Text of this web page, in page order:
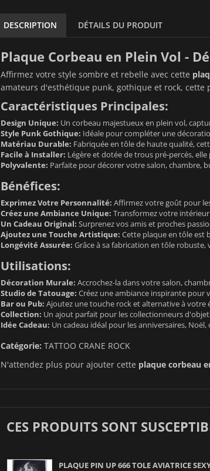
DESCRIPTION DÉTAILS DU PRODUIT
Plaque Corbeau en Plein Vol -
Affirmez votre style sombre et rebelle avec cette
amateurs d'esthétique punk, gothique et rock,
Caractéristiques Principales:
Design Unique: Un corbeau majestueux en plein vol,
Style Punk Gothique: Idéale pour compléter une
Matériau Durable: Fabriquée en tôle de haute qualité,
Facile à Installer: Légère et dotée de trous pré-percés,
Polyvalente: Parfaite pour décorer votre salon, chambre,
Bénéfices:
Exprimez Votre Personnalité: Affirmez votre goût pour
Créez une Ambiance Unique: Transformez votre
Un Cadeau Original: Surprenez vos amis et proches
Ajoutez une Touche Artistique: Cette plaque en tôle est
Longévité Assurée: Grâce à sa fabrication en tôle
Utilisations:
Décoration Murale: Accrochez-la dans votre salon,
Studio de Tatouage: Créez une ambiance inspirante
Bar ou Pub: Ajoutez une touche rock et alternative à votre
Collection: Un ajout parfait pour les collectionneurs
Idée Cadeau: Un cadeau idéal pour les anniversaires,
Catégorie: TATTOO CRANE ROCK
N'attendez plus pour ajouter cette plaque corbeau
CES PRODUITS SONT
PLAQUE PIN UP 666 TOLE AVIATRICE